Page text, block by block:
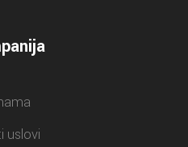
uslovi